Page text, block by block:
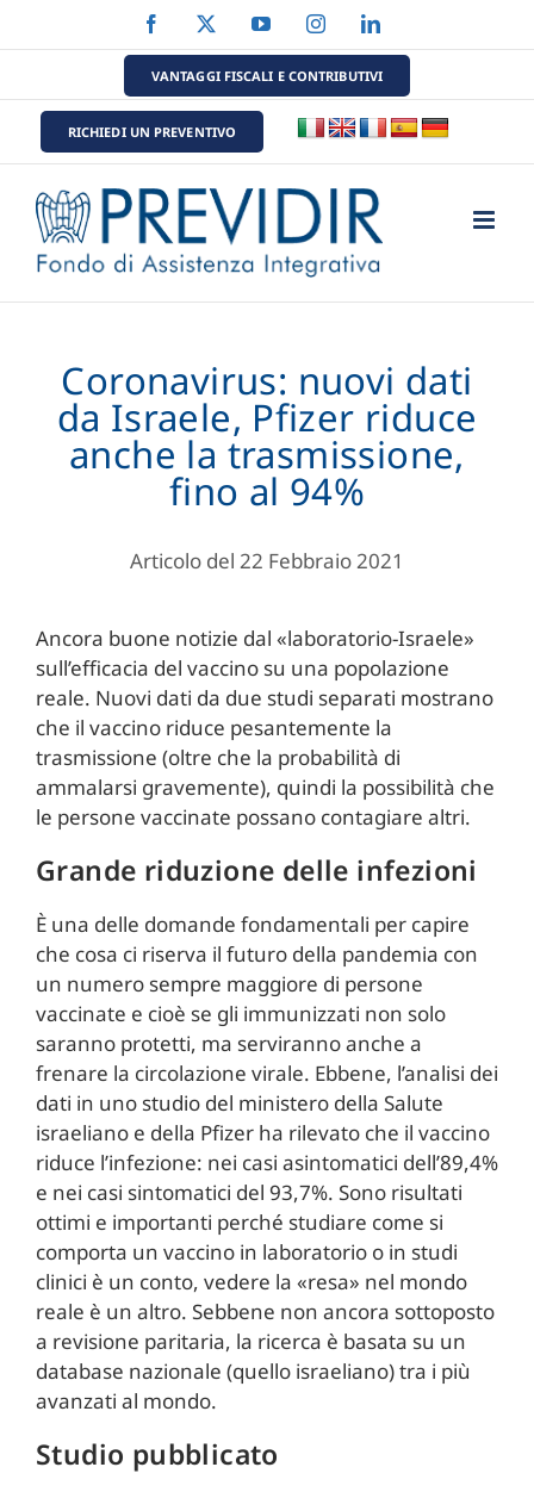
al
Facebook YouTubeInstagramLinkedIn
VANTAGGI FISCALI E CONTRIBUTIVI
RICHIEDI UN PREVENTIVO
Coronavirus: nuovi dati
da Israele, Pfizer riduce
anche la trasmissione,
fino al 94%
Articolo del 22 Febbraio 2021
Ancora buone notizie dal «laboratorio-Israele»
sull’efficacia del vaccino su una popolazione
reale. Nuovi dati da due studi separati mostrano
che il vaccino riduce pesantemente la
trasmissione (oltre che la probabilità di
ammalarsi gravemente), quindi la possibilità che
le persone vaccinate possano contagiare altri.
Grande riduzione delle infezioni
È una delle domande fondamentali per capire
che cosa ci riserva il futuro della pandemia con
un numero sempre maggiore di persone
vaccinate e cioè se gli immunizzati non solo
saranno protetti, ma serviranno anche a
frenare la circolazione virale. Ebbene, l’analisi dei
dati in uno studio del ministero della Salute
israeliano e della Pfizer ha rilevato che il vaccino
riduce l’infezione: nei casi asintomatici dell’89,4%
e nei casi sintomatici del 93,7%. Sono risultati
ottimi e importanti perché studiare come si
comporta un vaccino in laboratorio o in studi
clinici è un conto, vedere la «resa» nel mondo
reale è un altro. Sebbene non ancora sottoposto
a revisione paritaria, la ricerca è basata su un
database nazionale (quello israeliano) tra i più
avanzati al mondo.
Studio pubblicato